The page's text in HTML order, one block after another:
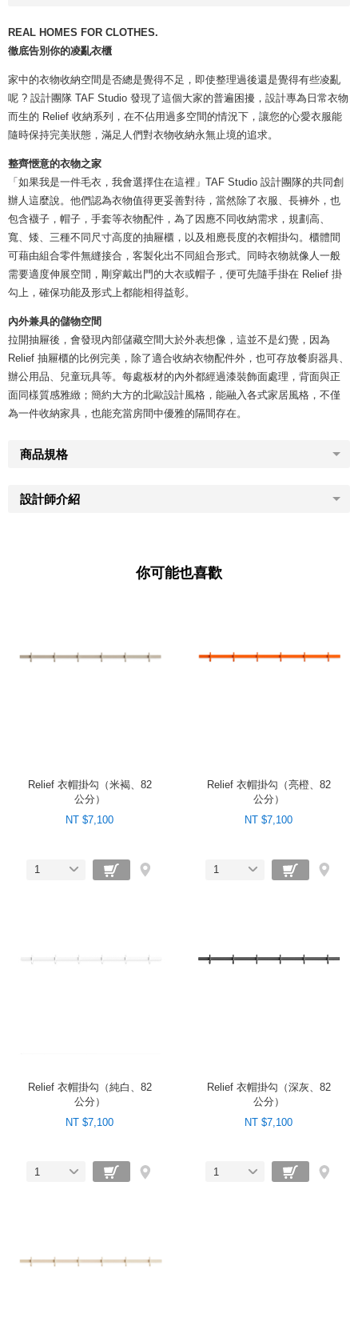
REAL HOMES FOR CLOTHES.
徹底告別你的凌亂衣櫃
家中的衣物收納空間是否總是覺得不足，即使整理過後還是覺得有些凌亂
呢 ? 設計團隊 TAF Studio 發現了這個大家的普遍困擾，設計專為日常衣物
而生的 Relief 收納系列，在不佔用過多空間的情況下，讓您的心愛衣服能
隨時保持完美狀態，滿足人們對衣物收納永無止境的追求。
整齊愜意的衣物之家
「如果我是一件毛衣，我會選擇住在這裡」TAF Studio 設計團隊的共同創
辦人這麼說。他們認為衣物值得更妥善對待，當然除了衣服、長褲外，也
包含襪子，帽子，手套等衣物配件，為了因應不同收納需求，規劃高、
寬、矮、三種不同尺寸高度的抽屜櫃，以及相應長度的衣帽掛勾。櫃體間
可藉由組合零件無縫接合，客製化出不同組合形式。同時衣物就像人一般
需要適度伸展空間，剛穿戴出門的大衣或帽子，便可先隨手掛在 Relief 掛
勾上，確保功能及形式上都能相得益彰。
內外兼具的儲物空間
拉開抽屜後，會發現內部儲藏空間大於外表想像，這並不是幻覺，因為
Relief 抽屜櫃的比例完美，除了適合收納衣物配件外，也可存放餐廚器具、
辦公用品、兒童玩具等。每處板材的內外都經過漆裝飾面處理，背面與正
面同樣質感雅緻；簡約大方的北歐設計風格，能融入各式家居風格，不僅
為一件收納家具，也能充當房間中優雅的隔間存在。
商品規格
設計師介紹
你可能也喜歡
Relief 衣帽掛勾（米褐、82
公分）
NT $7,100
1
Relief 衣帽掛勾（亮橙、82
公分）
NT $7,100
1
Relief 衣帽掛勾（純白、82
公分）
NT $7,100
1
Relief 衣帽掛勾（深灰、82
公分）
NT $7,100
1